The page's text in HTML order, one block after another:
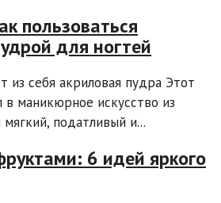
пользоваться
для ногтей
из себя акриловая пудра Этот
маникюрное искусство из
податливый и...
6 идей яркого